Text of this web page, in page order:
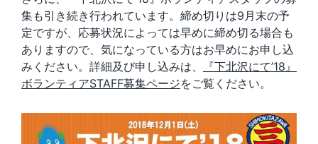
集も引き続き行われています。締め切りは9月末の予
定ですが、応募状況によっては早めに締め切る場合も
ありますので、気になっている方はお早めにお申し込
みください。詳細及び申し込みは、
『下北沢にて’18』
ボランティアSTAFF募集ページをご覧ください。